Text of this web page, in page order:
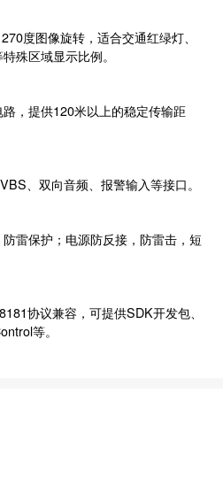
度图像旋转，适合交通红绿灯、
殊区域显示比例。
，提供120米以上的稳定传输距
、双向音频、报警输入等接口。
雷保护；电源防反接，防雷击，短
协议兼容，可提供SDK开发包、
等。